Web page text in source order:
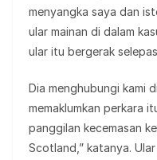
menyangka saya dan
ular mainan di dalam
ular itu bergerak
Dia menghubungi kami
memaklumkan perkara
panggilan kecemasan
Scotland,” katanya.